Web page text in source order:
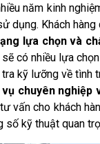
năm kinh
dụng. Khách
lựa chọn và
sẽ có nhiều lựa
kỹ lưỡng về tình
vụ chuyên nghiệp
vấn cho khách
số kỹ thuật quan